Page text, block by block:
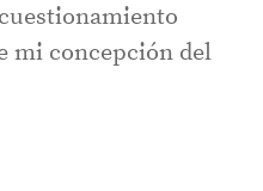
mi concepción del